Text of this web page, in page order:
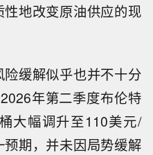
地改变原油供应的现
缓解似乎也并不十分
年第二季度布伦特
大幅调升至110美元/
期，并未因局势缓解